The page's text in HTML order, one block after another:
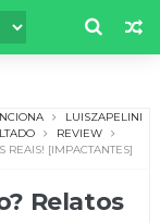
LUISZAPELINI
REVIEW
REAIS! [IMPACTANTES]
Relatos